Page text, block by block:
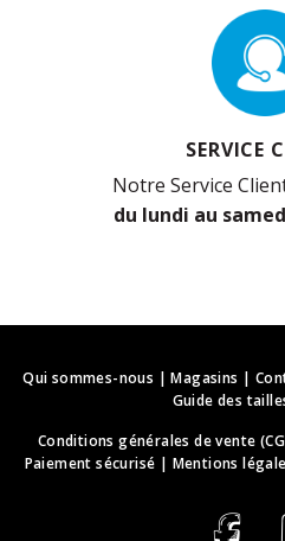
SERVICE
Notre Service
du lundi au
Qui sommes-nous |Magasins |
Guide des
Conditions générales de vente
Paiement sécurisé | Mentions